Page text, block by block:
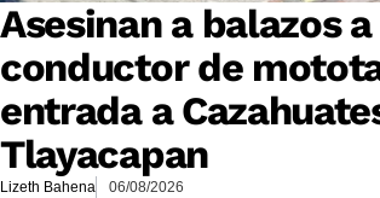
Asesinan a balazos a
conductor de
entrada a
Tlayacapan
Lizeth Bahena 06/08/2026